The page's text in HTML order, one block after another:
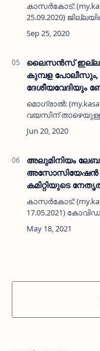
കാസർകോട്:
25.09.2020)
സർക്കാർ
ലീഗ്‌ ജില്ലാ
ലൈസന്‍സ്
കുമ്പള
ലഘുലേഖ ഇറക്കും
മൊഗ്രാല്‍:
വയസിന്
ലൈസന്‍സില്ലാതെ
അപകടങ്ങളും
അലുമിനിയം
അസോസിയേഷൻ
കമിറ്റിയുടെ
കാസർകോട്:
17.05.2021)
ഘട്ടത്തിൽ വിവിധ
തൊഴിലാളി